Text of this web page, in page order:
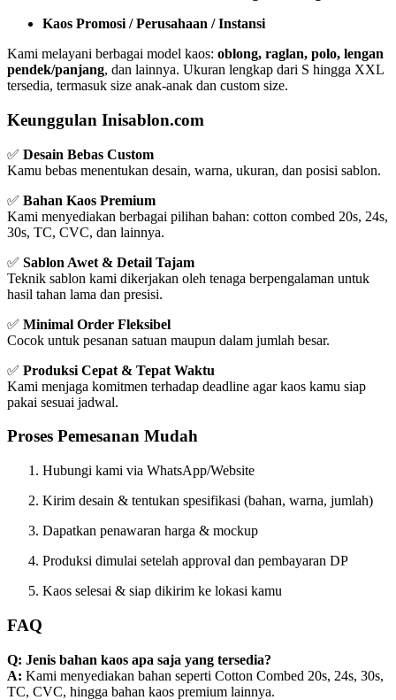
Kaos Promosi / Perusahaan / Instansi
Kami melayani berbagai model kaos: oblong, raglan, polo, lengan
pendek/panjang, dan lainnya. Ukuran lengkap dari S hingga XXL
tersedia, termasuk size anak-anak dan custom size.
Keunggulan Inisablon.com
✅ Desain Bebas Custom
Kamu bebas menentukan desain, warna, ukuran, dan posisi sablon.
✅ Bahan Kaos Premium
Kami menyediakan berbagai pilihan bahan: cotton combed 20s, 24s,
30s, TC, CVC, dan lainnya.
✅ Sablon Awet & Detail Tajam
Teknik sablon kami dikerjakan oleh tenaga berpengalaman untuk
hasil tahan lama dan presisi.
✅ Minimal Order Fleksibel
Cocok untuk pesanan satuan maupun dalam jumlah besar.
✅ Produksi Cepat & Tepat Waktu
Kami menjaga komitmen terhadap deadline agar kaos kamu siap
pakai sesuai jadwal.
Proses Pemesanan Mudah
Hubungi kami via WhatsApp/Website
Kirim desain & tentukan spesifikasi (bahan, warna, jumlah)
Dapatkan penawaran harga & mockup
Produksi dimulai setelah approval dan pembayaran DP
Kaos selesai & siap dikirim ke lokasi kamu
FAQ
Q: Jenis bahan kaos apa saja yang tersedia?
A: Kami menyediakan bahan seperti Cotton Combed 20s, 24s, 30s,
TC, CVC, hingga bahan kaos premium lainnya.